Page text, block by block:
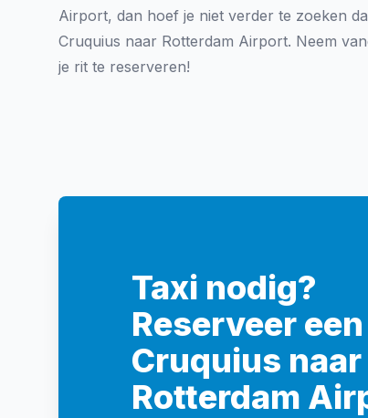
Airport, dan hoef je niet verder te zoeken
Cruquius naar Rotterdam Airport. Neem
je rit te reserveren!
Taxi nodig?
Reserveer
Cruquius naar
Rotterdam